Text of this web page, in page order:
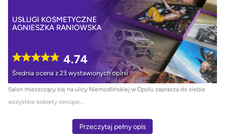
USŁUGI KOSMETYCZNE
AGNIESZKA RANIOWSKA
4.74
Średnia ocena z 23 wystawionych opinii
Salon mieszczący się na ulicy Niemodlińskiej w Opolu zaprasza do siebie
wszystkie kobiety ceniące...
Przeczytaj pełny opis